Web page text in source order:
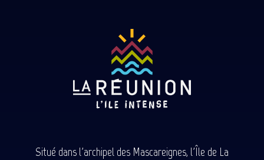
Situé dans l'archipel des Mascareignes, l'Île de La